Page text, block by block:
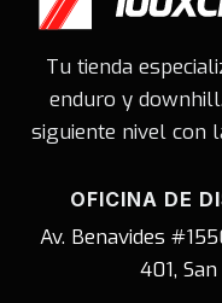
Tu tienda
enduro y
siguiente nivel con
OFICINA DE
Av. Benavides
401,